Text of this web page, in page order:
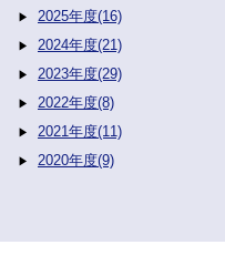
2025年度(16)
2024年度(21)
2023年度(29)
2022年度(8)
2021年度(11)
2020年度(9)